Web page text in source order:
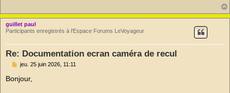
guillet paul
Participants enregistrés à l'Espace Forums LeVoyageur
Re: Documentation ecran caméra de recul
M
s
s
jeu. 25 juin 2026, 11:11
Bonjour,